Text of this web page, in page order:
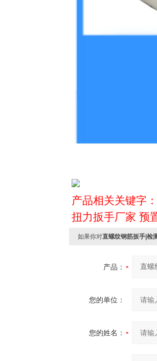
产品相关关键字
扭力扳手厂家 预
如果你对直螺纹钢筋扳手|检
产品：
您的单位：
您的姓名：